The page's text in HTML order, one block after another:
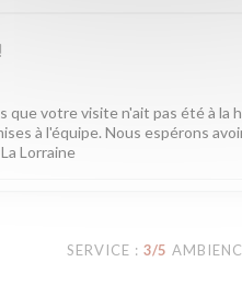
votre visite n'ait pas été à la
à l'équipe. Nous espérons
Lorraine
SERVICE : 3/5